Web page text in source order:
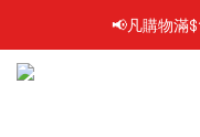
📢凡購物滿
📢凡購物滿
📢使用FPS/